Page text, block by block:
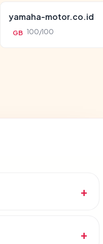
yamaha-motor.co.id
GB 100/100